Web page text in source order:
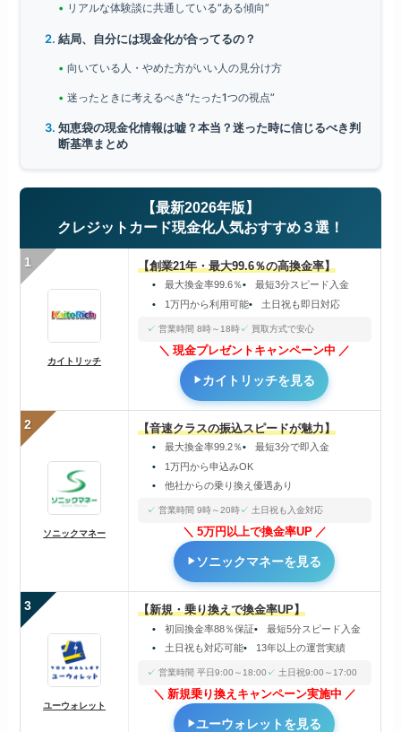
リアルな体験談に共通している“ある傾向”
結局、自分には現金化が合ってるの？
向いている人・やめた方がいい人の見分け方
迷ったときに考えるべき“たった1つの視点”
知恵袋の現金化情報は嘘？本当？迷った時に信じるべき判
断基準まとめ
【最新2026年版】
クレジットカード現金化人気おすすめ３選！
1
カイトリッチ
【創業21年・最大99.6％の高換金率】
最大換金率99.6％
最短3分スピード入金
1万円から利用可能
土日祝も即日対応
営業時間 8時～18時 買取方式で安心
現金プレゼントキャンペーン中
カイトリッチを見る
2
ソニックマネー
【音速クラスの振込スピードが魅力】
最大換金率99.2％
最短3分で即入金
1万円から申込みOK
他社からの乗り換え優遇あり
営業時間 9時～20時 土日祝も入金対応
5万円以上で換金率UP
ソニックマネーを見る
3
ユーウォレット
【新規・乗り換えで換金率UP】
初回換金率88％保証
最短5分スピード入金
土日祝も対応可能
13年以上の運営実績
営業時間 平日9:00～18:00 土日祝9:00～17:00
新規乗り換えキャンペーン実施中
ユーウォレットを見る